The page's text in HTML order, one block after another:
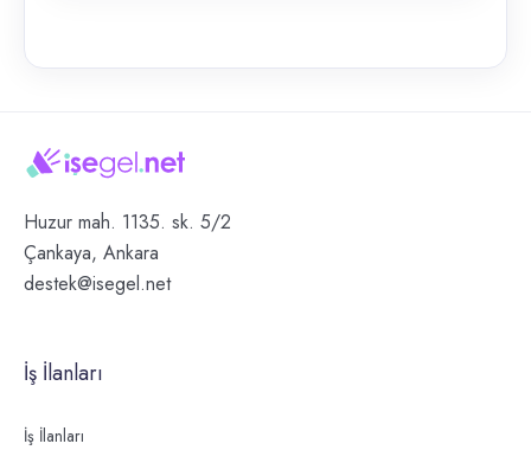
Huzur mah. 1135. sk. 5/2
Çankaya, Ankara
destek@isegel.net
İş İlanları
İş İlanları